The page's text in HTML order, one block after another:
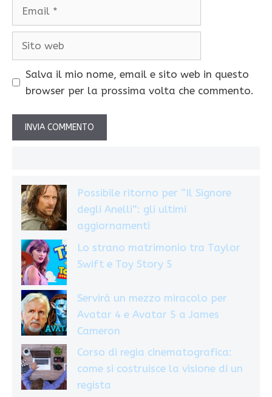
Salva il mio nome, email e sito web in questo
browser per la prossima volta che commento.
Possibile ritorno per “Il Signore
degli Anelli”: gli ultimi
aggiornamenti
Lo strano matrimonio tra Taylor
Swift e Toy Story 5
Servirà un mezzo miracolo per
Avatar 4 e Avatar 5 a James
Cameron
Corso di regia cinematografica:
come si costruisce la visione di un
regista